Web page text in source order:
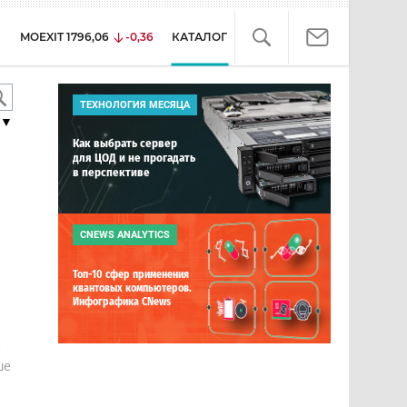
MOEXIT 1796,06 -0,36 КАТАЛОГ
▼
ТЕХНОЛОГИЯ МЕСЯЦА
Как выбрать сервер
для ЦОД и не прогадать
в перспективе
CNEWS ANALYTICS
Топ-10 сфер применения
квантовых компьютеров.
Инфографика CNews